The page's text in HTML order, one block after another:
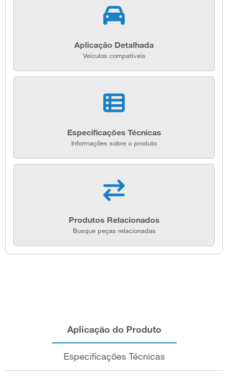
Aplicação Detalhada
Veículos compatíveis
Especificações Técnicas
Informações sobre o produto
Produtos Relacionados
Busque peças relacionadas
Aplicação do Produto
Especificações Técnicas